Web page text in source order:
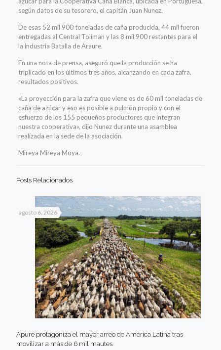
según datos de su tesorero, el capitán Juan Nunez.
De esas 52 mil 900 toneladas de caña producida, 44 mil fueron
entregadas al Central Toliman y las 8 mil 900 restantes para el
la industria Batalla de Araure.
En una nota de prensa, aseguró que la producción se ha
triplicado en los últimos tres años, alcanzando en cada zafra,
resultados positivos.
«La proyección para la zafra que viene es de 60 mil toneladas de
caña de azúcar y eso es posible a pulmón propio y con el
esfuerzo de los 155 pequeños productores que integran
nuestra cooperativa», dijo Nunez durante una asamblea
realizada en la sede de la asociación.
Mireya Mireya Moya.-
Posts Relacionados
agosto 6, 2026
Apure protagoniza el mayor arreo de América Latina tras
movilizar a más de 6 mil mautes